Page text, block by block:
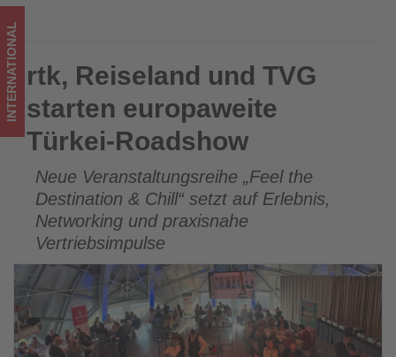
Wissen,
was
im
Tourismus
los
ist!
rtk, Reiseland und TVG starten europaweite Türkei-
Roadshow
INTERNATIONAL rtk, Reiseland und TVG
starten europaweite
Türkei-Roadshow
Neue Veranstaltungsreihe „Feel the
Destination & Chill“ setzt auf Erlebnis,
Networking und praxisnahe
Vertriebsimpulse